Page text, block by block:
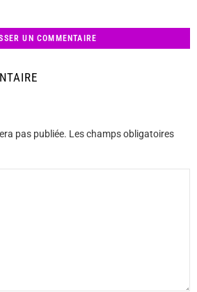
UN COMMENTAIRE
pas publiée. Les champs obligatoires